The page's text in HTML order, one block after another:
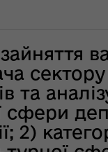
та
сфери
2)